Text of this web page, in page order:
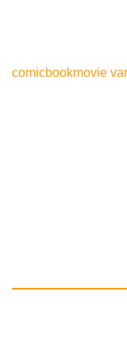
comicbookmovie